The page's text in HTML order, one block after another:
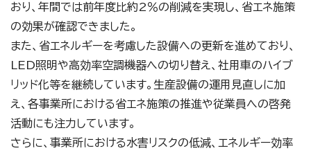
おり、年間では前年度比約2％の削減を実現し、省エネ施策
の効果が確認できました。
また、省エネルギーを考慮した設備への更新を進めており、
LED照明や高効率空調機器への切り替え、社用車のハイブ
リッド化等を継続しています。生産設備の運用見直しに加
え、各事業所における省エネ施策の推進や従業員への啓発
活動にも注力しています。
さらに、事業所における水害リスクの低減、エネルギー効率